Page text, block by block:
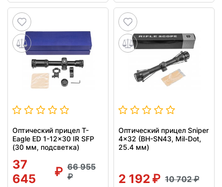
Оптический прицел T-
Eagle ED 1-12x30 IR SFP
(30 мм, подсветка)
37
645
66 955
Оптический прицел Sniper
4x32 (BH-SN43, Mil-Dot,
25.4 мм)
2 192 10 702